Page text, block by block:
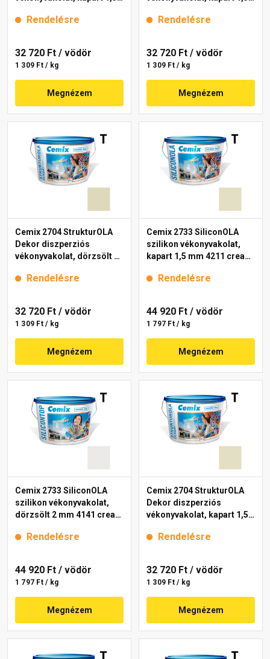
Rendelésre
32 720 Ft / vödör
1 309 Ft / kg
Megnézem
Rendelésre
32 720 Ft / vödör
1 309 Ft / kg
Megnézem
Cemix 2704 StrukturOLA
Dekor diszperziós
vékonyvakolat, dörzsölt 2
Rendelésre
32 720 Ft / vödör
1 309 Ft / kg
Megnézem
Cemix 2733 SiliconOLA
szilikon vékonyvakolat,
kapart 1,5 mm 4211 cream
Rendelésre
44 920 Ft / vödör
1 797 Ft / kg
Megnézem
Cemix 2733 SiliconOLA
szilikon vékonyvakolat,
dörzsölt 2 mm 4141 cream
Rendelésre
44 920 Ft / vödör
1 797 Ft / kg
Megnézem
Cemix 2704 StrukturOLA
Dekor diszperziós
vékonyvakolat, kapart 1,5
Rendelésre
32 720 Ft / vödör
1 309 Ft / kg
Megnézem